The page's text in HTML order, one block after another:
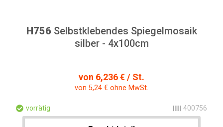
H756Selbstklebendes Spiegelmosaik
silber - 4x100cm
von 6,236 € / St.
von 5,24 € ohne MwSt.
vorrätig 400756